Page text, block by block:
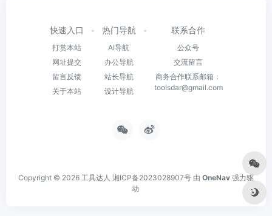
快速入口
打赏本站
网址提交
留言反馈
关于本站
热门导航
AI导航
办公导航
站长导航
设计导航
联系合作
公众号
交流留言
商务合作联系邮箱：
toolsdar@gmail.com
Copyright © 2026 工具达人 湘ICP备2023028907号 由 OneNav 强力驱
动